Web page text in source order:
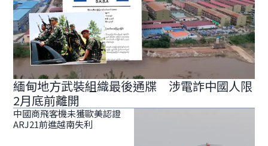
緬甸地方武裝組織最後通牒 涉電詐中國人限
2月底前離開
中國商飛客機未獲歐美認證
ARJ21前進越南失利